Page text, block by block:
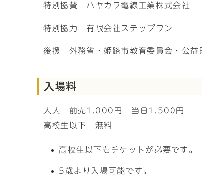
特別協賛 ハヤカワ電線工業株式会社
特別協力 有限会社ステップワン
後援 外務省・姫路市教育委員会・公益
入場料
大人 前売1,000円 当日1,500円
高校生以下 無料
高校生以下もチケットが必要です。
5歳より入場可能です。